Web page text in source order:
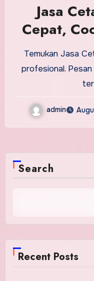
Jasa
Cepat,
Temukan Jasa
profesional.
admin
Search
Recent Posts